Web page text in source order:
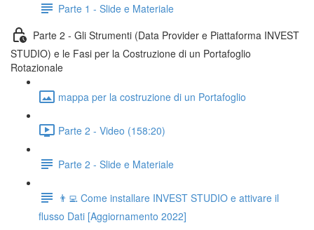
Parte 1 - Slide e Materiale
Parte 2 - Gli Strumenti (Data Provider e Piattaforma INVEST
STUDIO) e le Fasi per la Costruzione di un Portafoglio
Rotazionale
mappa per la costruzione di un Portafoglio
Parte 2 - Video (158:20)
Parte 2 - Slide e Materiale
👨‍💻 Come installare INVEST STUDIO e attivare il
flusso Dati [Aggiornamento 2022]